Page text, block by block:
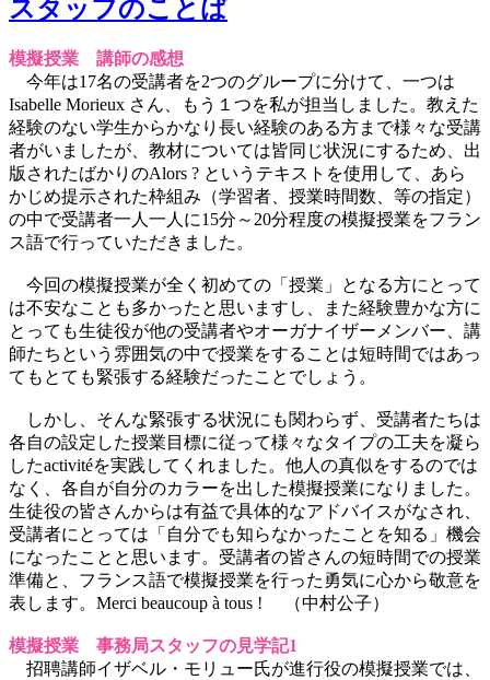
スタッフのことば
模擬授業 講師の感想
今年は17名の受講者を2つのグループに分けて、一つは
Isabelle Morieux さん、もう１つを私が担当しました。教えた
経験のない学生からかなり長い経験のある方まで様々な受講
者がいましたが、教材については皆同じ状況にするため、出
版されたばかりのAlors ? というテキストを使用して、あら
かじめ提示された枠組み（学習者、授業時間数、等の指定）
の中で受講者一人一人に15分～20分程度の模擬授業をフラン
ス語で行っていただきました。
今回の模擬授業が全く初めての「授業」となる方にとって
は不安なことも多かったと思いますし、また経験豊かな方に
とっても生徒役が他の受講者やオーガナイザーメンバー、講
師たちという雰囲気の中で授業をすることは短時間ではあっ
てもとても緊張する経験だったことでしょう。
しかし、そんな緊張する状況にも関わらず、受講者たちは
各自の設定した授業目標に従って様々なタイプの工夫を凝ら
したactivitéを実践してくれました。他人の真似をするのでは
なく、各自が自分のカラーを出した模擬授業になりました。
生徒役の皆さんからは有益で具体的なアドバイスがなされ、
受講者にとっては「自分でも知らなかったことを知る」機会
になったことと思います。受講者の皆さんの短時間での授業
準備と、フランス語で模擬授業を行った勇気に心から敬意を
表します。Merci beaucoup à tous ! （中村公子）
模擬授業 事務局スタッフの見学記1
招聘講師イザベル・モリュー氏が進行役の模擬授業では、